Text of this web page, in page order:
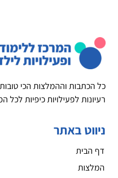
כל הכתבות וההמלצות הכי
רעיונות לפעילויות כיפיות לכל
ניווט באתר
דף הבית
המלצות